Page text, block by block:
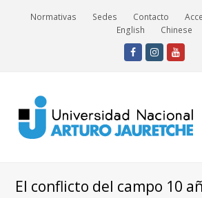
Normativas Sedes Contacto
English
Chinese
Facebook
Instagram
El conflicto del campo 10